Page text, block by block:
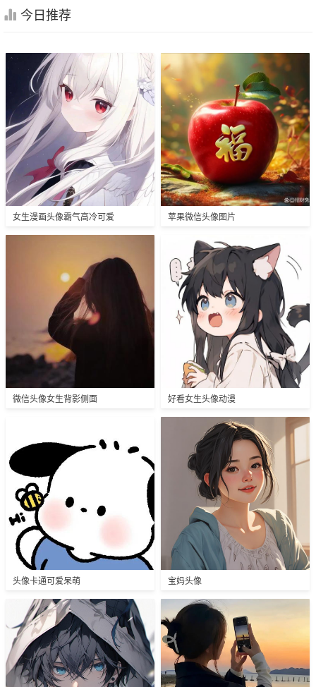
今日推荐
女生漫画头像霸气高冷可爱 苹果微信头像图片
微信头像女生背影侧面 好看女生头像动漫
头像卡通可爱呆萌 宝妈头像